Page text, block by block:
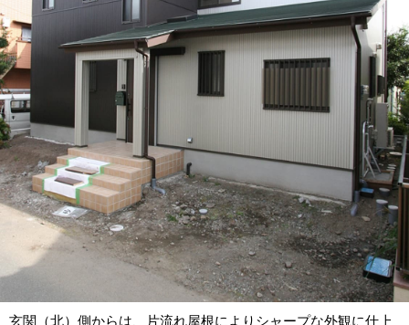
玄関（北）側からは、片流れ屋根によりシャープな外観に仕上